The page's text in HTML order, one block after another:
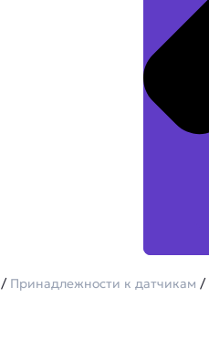
/ Принадлежности к датчикам /